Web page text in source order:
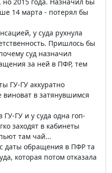
14 марта - потерял бы
у суда рухнула
Пришлось бы
суд назначил
за ней в ПФР, тем
ГУ-ГУ аккуратно
виноват в затянувшимся
ГУ и у суда одна гоп-
заходят в кабинеты
там чай...
даты обращения в ПФР та
которая потом отказала